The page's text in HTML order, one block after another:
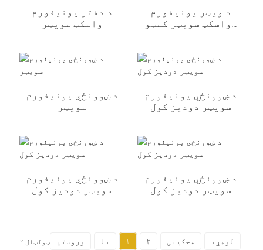
د دفتر یونیفورم
واسکټ سویټر
د ویټر یونیفورم
واسکټ سویټر کسټو...
د ښوونځي یونیفورم
سویټر
د ښوونځي یونیفورم
سویټر دودیز کول
د ښوونځي یونیفورم
سویټر دودیز کول
د ښوونځي یونیفورم
سویټر دودیز کول
لومړی مخکینی ۱ ۲ بل وروستی ټولټال ۲